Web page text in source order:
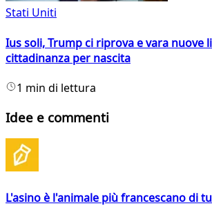
Stati Uniti
Ius soli, Trump ci riprova e vara nuove
cittadinanza per nascita
1 min di lettura
Idee e commenti
L'asino è l'animale più francescano di